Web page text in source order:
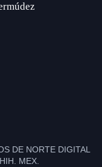
DE NORTE DIGITAL
MEX.